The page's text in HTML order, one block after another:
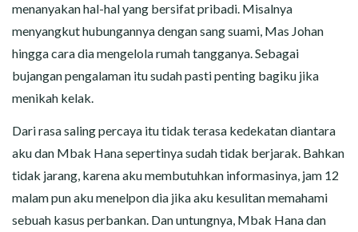
menanyakan hal-hal yang bersifat pribadi. Misalnya
menyangkut hubungannya dengan sang suami, Mas Johan
hingga cara dia mengelola rumah tangganya. Sebagai
bujangan pengalaman itu sudah pasti penting bagiku jika
menikah kelak.
Dari rasa saling percaya itu tidak terasa kedekatan diantara
aku dan Mbak Hana sepertinya sudah tidak berjarak. Bahkan
tidak jarang, karena aku membutuhkan informasinya, jam 12
malam pun aku menelpon dia jika aku kesulitan memahami
sebuah kasus perbankan. Dan untungnya, Mbak Hana dan